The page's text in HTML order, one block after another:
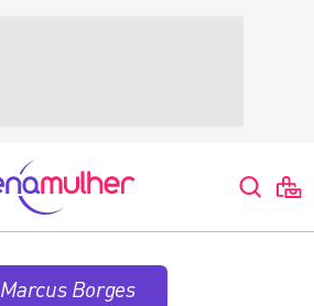
Marcus Borges